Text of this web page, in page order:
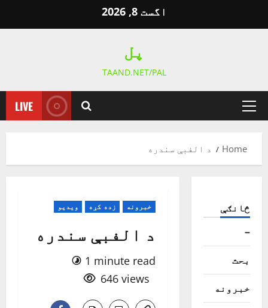
اگست 8, 2026
پل
TAAND.NET/PAL
Primary
LIVE
Home د الفبې سندره
خبرونه زده کړه ویدیو
د الفبې سندره
1 minute read
646 views
څانګې
–
بحث
خبرونه